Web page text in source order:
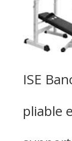
ISE
pliable